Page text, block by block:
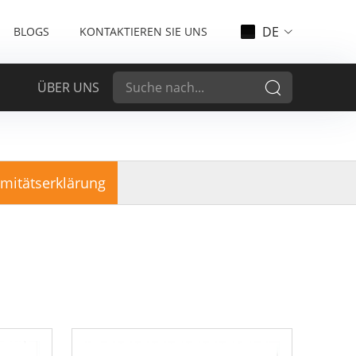
BLOGS KONTAKTIEREN SIE UNS DE
ÜBER UNS